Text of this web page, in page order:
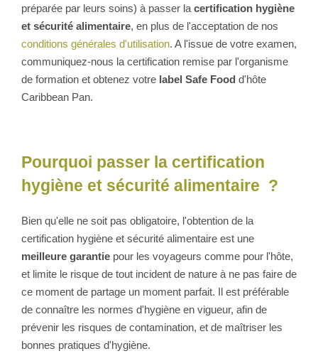
préparée par leurs soins) à passer la certification hygiène
et sécurité alimentaire, en plus de l'acceptation de nos
conditions générales d'utilisation. A l'issue de votre examen,
communiquez-nous la certification remise par l'organisme
de formation et obtenez votre label Safe Food d'hôte
Caribbean Pan.
Pourquoi passer la certification
hygiène et sécurité alimentaire ?
Bien qu'elle ne soit pas obligatoire, l'obtention de la
certification hygiène et sécurité alimentaire est une
meilleure garantie pour les voyageurs comme pour l'hôte,
et limite le risque de tout incident de nature à ne pas faire de
ce moment de partage un moment parfait. Il est préférable
de connaître les normes d'hygiène en vigueur, afin de
prévenir les risques de contamination, et de maîtriser les
bonnes pratiques d'hygiène.